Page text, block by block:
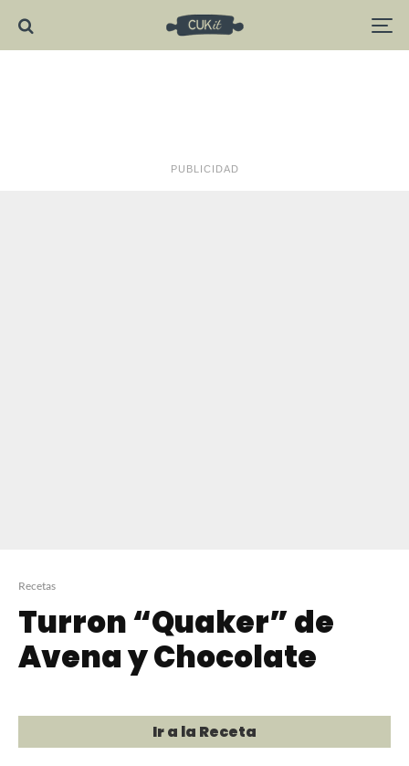
PUBLICIDAD
Recetas
Turron “Quaker” de
Avena y Chocolate
Ir a la Receta